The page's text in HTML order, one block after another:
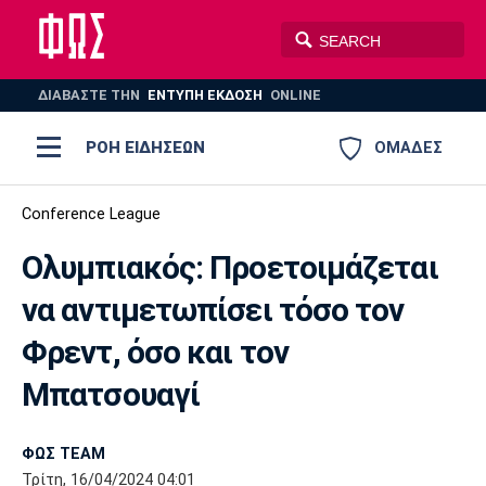
ΔΙΑΒΑΣΤΕ THN ΕΝΤΥΠΗ ΕΚΔΟΣΗ ONLINE
ΟΜΑΔΕΣ
ΡΟΗ ΕΙΔΗΣΕΩΝ
ΠΟΔΟΣΦΑΙΡΟ
ΠΟΛΟ ΣΠΟΡ
AUTO-MOTO PLUS
Ποδόσφαιρο
Super League 1
Super League 2
Γ Εθνική
Μπάσκετ
Ελλάδα
Εθνική
Ολυμπιακοί Αγώνες
Βόλεϊ
Ολυμπιακός ΑΕΚ ΠΑΟΚ
Conference League
Ολυμπιακός: Προετοιμάζεται
να αντιμετωπίσει τόσο τον
Φρεντ, όσο και τον
Μπατσουαγί
ΦΩΣ TEAM
Τρίτη, 16/04/2024 04:01